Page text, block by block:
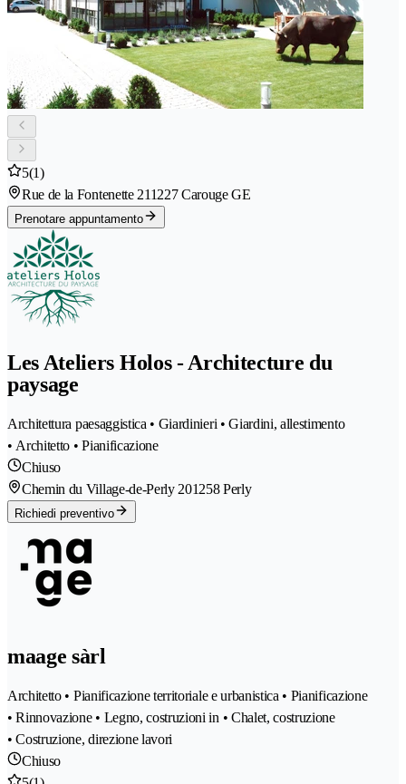
5(1)
Rue de la Fontenette 211227 Carouge GE
Prenotare appuntamento
Les Ateliers Holos - Architecture du
paysage
Architettura paesaggistica • Giardinieri • Giardini, allestimento
• Architetto • Pianificazione
Chiuso
Chemin du Village-de-Perly 201258 Perly
Richiedi preventivo
maage sàrl
Architetto • Pianificazione territoriale e urbanistica • Pianificazione
• Rinnovazione • Legno, costruzioni in • Chalet, costruzione
• Costruzione, direzione lavori
Chiuso